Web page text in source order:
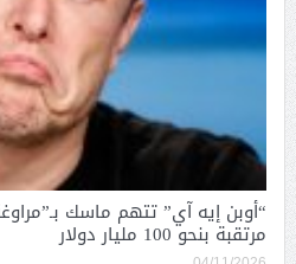
“أوبن إيه آي” تتهم ماسك
مرتقبة بنحو 100 مليار دولار